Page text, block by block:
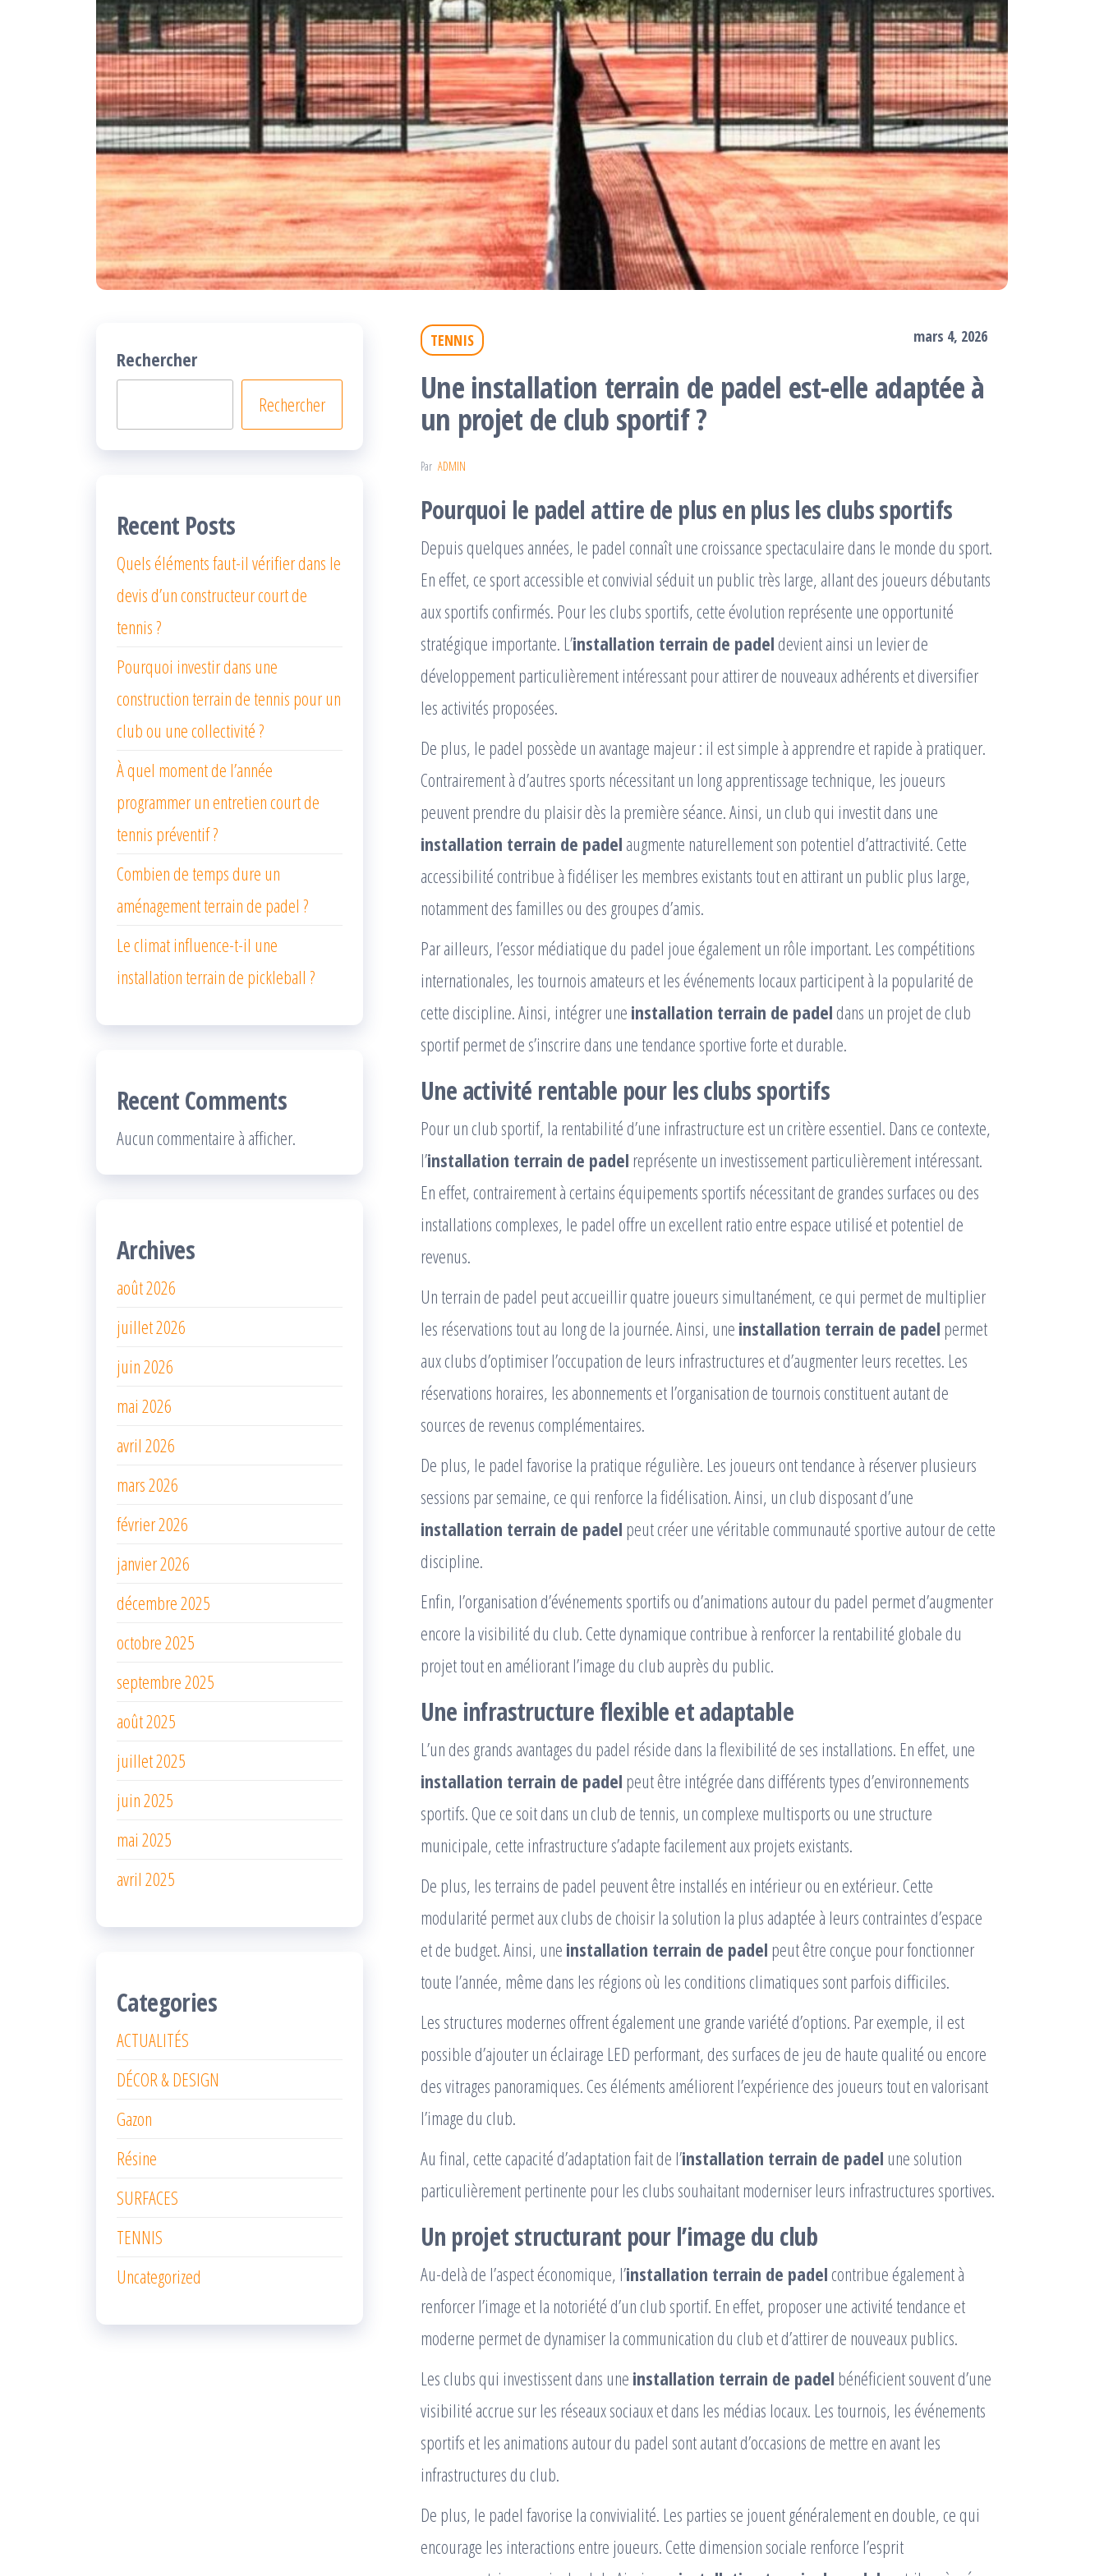
TENNIS mars 4, 2026
Une installation terrain de padel est-elle adaptée à
un projet de club sportif ?
Par ADMIN
Pourquoi le padel attire de plus en plus les clubs sportifs
Depuis quelques années, le padel connaît une croissance spectaculaire dans le monde du sport.
En effet, ce sport accessible et convivial séduit un public très large, allant des joueurs débutants
aux sportifs confirmés. Pour les clubs sportifs, cette évolution représente une opportunité
stratégique importante. L’installation terrain de padel devient ainsi un levier de
développement particulièrement intéressant pour attirer de nouveaux adhérents et diversifier
les activités proposées.
De plus, le padel possède un avantage majeur : il est simple à apprendre et rapide à pratiquer.
Contrairement à d’autres sports nécessitant un long apprentissage technique, les joueurs
peuvent prendre du plaisir dès la première séance. Ainsi, un club qui investit dans une
installation terrain de padel augmente naturellement son potentiel d’attractivité. Cette
accessibilité contribue à fidéliser les membres existants tout en attirant un public plus large,
notamment des familles ou des groupes d’amis.
Par ailleurs, l’essor médiatique du padel joue également un rôle important. Les compétitions
internationales, les tournois amateurs et les événements locaux participent à la popularité de
cette discipline. Ainsi, intégrer une installation terrain de padel dans un projet de club
sportif permet de s’inscrire dans une tendance sportive forte et durable.
Une activité rentable pour les clubs sportifs
Pour un club sportif, la rentabilité d’une infrastructure est un critère essentiel. Dans ce contexte,
l’installation terrain de padel représente un investissement particulièrement intéressant.
En effet, contrairement à certains équipements sportifs nécessitant de grandes surfaces ou des
installations complexes, le padel offre un excellent ratio entre espace utilisé et potentiel de
revenus.
Un terrain de padel peut accueillir quatre joueurs simultanément, ce qui permet de multiplier
les réservations tout au long de la journée. Ainsi, une installation terrain de padel permet
aux clubs d’optimiser l’occupation de leurs infrastructures et d’augmenter leurs recettes. Les
réservations horaires, les abonnements et l’organisation de tournois constituent autant de
sources de revenus complémentaires.
De plus, le padel favorise la pratique régulière. Les joueurs ont tendance à réserver plusieurs
sessions par semaine, ce qui renforce la fidélisation. Ainsi, un club disposant d’une
installation terrain de padel peut créer une véritable communauté sportive autour de cette
discipline.
Enfin, l’organisation d’événements sportifs ou d’animations autour du padel permet d’augmenter
encore la visibilité du club. Cette dynamique contribue à renforcer la rentabilité globale du
projet tout en améliorant l’image du club auprès du public.
Une infrastructure flexible et adaptable
L’un des grands avantages du padel réside dans la flexibilité de ses installations. En effet, une
installation terrain de padel peut être intégrée dans différents types d’environnements
sportifs. Que ce soit dans un club de tennis, un complexe multisports ou une structure
municipale, cette infrastructure s’adapte facilement aux projets existants.
De plus, les terrains de padel peuvent être installés en intérieur ou en extérieur. Cette
modularité permet aux clubs de choisir la solution la plus adaptée à leurs contraintes d’espace
et de budget. Ainsi, une installation terrain de padel peut être conçue pour fonctionner
toute l’année, même dans les régions où les conditions climatiques sont parfois difficiles.
Les structures modernes offrent également une grande variété d’options. Par exemple, il est
possible d’ajouter un éclairage LED performant, des surfaces de jeu de haute qualité ou encore
des vitrages panoramiques. Ces éléments améliorent l’expérience des joueurs tout en valorisant
l’image du club.
Au final, cette capacité d’adaptation fait de l’installation terrain de padel une solution
particulièrement pertinente pour les clubs souhaitant moderniser leurs infrastructures sportives.
Un projet structurant pour l’image du club
Au-delà de l’aspect économique, l’installation terrain de padel contribue également à
renforcer l’image et la notoriété d’un club sportif. En effet, proposer une activité tendance et
moderne permet de dynamiser la communication du club et d’attirer de nouveaux publics.
Les clubs qui investissent dans une installation terrain de padel bénéficient souvent d’une
visibilité accrue sur les réseaux sociaux et dans les médias locaux. Les tournois, les événements
sportifs et les animations autour du padel sont autant d’occasions de mettre en avant les
infrastructures du club.
De plus, le padel favorise la convivialité. Les parties se jouent généralement en double, ce qui
encourage les interactions entre joueurs. Cette dimension sociale renforce l’esprit
Rechercher
Rechercher
Recent Posts
Quels éléments faut-il vérifier dans le
devis d’un constructeur court de
tennis ?
Pourquoi investir dans une
construction terrain de tennis pour un
club ou une collectivité ?
À quel moment de l’année
programmer un entretien court de
tennis préventif ?
Combien de temps dure un
aménagement terrain de padel ?
Le climat influence-t-il une
installation terrain de pickleball ?
Recent Comments
Aucun commentaire à afficher.
Archives
août 2026
juillet 2026
juin 2026
mai 2026
avril 2026
mars 2026
février 2026
janvier 2026
décembre 2025
octobre 2025
septembre 2025
août 2025
juillet 2025
juin 2025
mai 2025
avril 2025
Categories
ACTUALITÉS
DÉCOR & DESIGN
Gazon
Résine
SURFACES
TENNIS
Uncategorized